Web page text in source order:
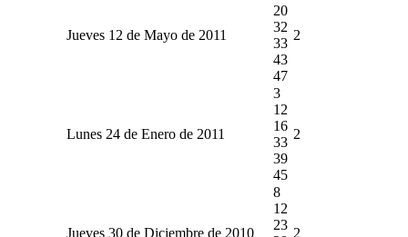
Jueves 12 de Mayo de 2011
20
32
33
43
47
2
Lunes 24 de Enero de 2011
3
12
16
33
39
45
2
Jueves 30 de Diciembre de 2010
8
12
23
2